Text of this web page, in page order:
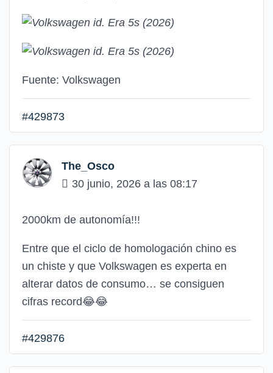
Fuente: Volkswagen
#429873
The_Osco
30 junio, 2026 a las 08:17
2000km de autonomía!!!
Entre que el ciclo de homologación chino es
un chiste y que Volkswagen es experta en
alterar datos de consumo… se consiguen
cifras record😂😂
#429876